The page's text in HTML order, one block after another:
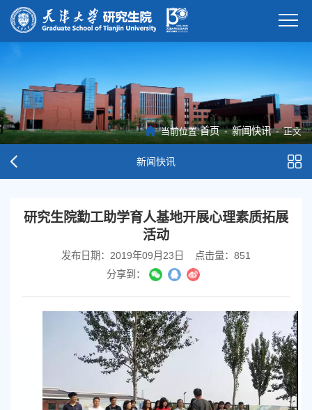
当前位置:首页 - 新闻快讯 - 正文
新闻快讯
研究生院勤工助学育人基地开展心理素质拓展
活动
发布日期：2019年09月23日 点击量： 851
分享到：